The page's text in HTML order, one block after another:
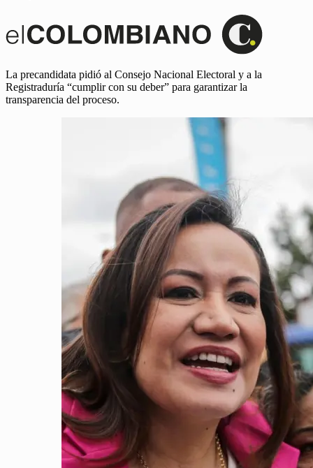
La precandidata pidió al Consejo Nacional Electoral y a la
Registraduría “cumplir con su deber” para garantizar la
transparencia del proceso.